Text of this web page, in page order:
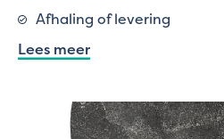
Afhaling of levering
Lees meer